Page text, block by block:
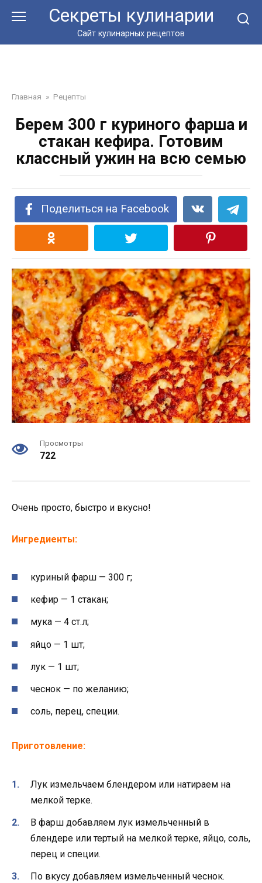
Секреты кулинарии
Сайт кулинарных рецептов
Главная » Рецепты
Берем 300 г куриного фарша и
стакан кефира. Готовим
классный ужин на всю семью
Поделиться на Facebook
Просмотры
722
Очень просто, быстро и вкусно!
Ингредиенты:
куриный фарш — 300 г;
кефир — 1 стакан;
мука — 4 ст.л;
яйцо — 1 шт;
лук — 1 шт;
чеснок — по желанию;
соль, перец, специи.
Приготовление:
Лук измельчаем блендером или натираем на
мелкой терке.
В фарш добавляем лук измельченный в
блендере или тертый на мелкой терке, яйцо, соль,
перец и специи.
По вкусу добавляем измельченный чеснок.